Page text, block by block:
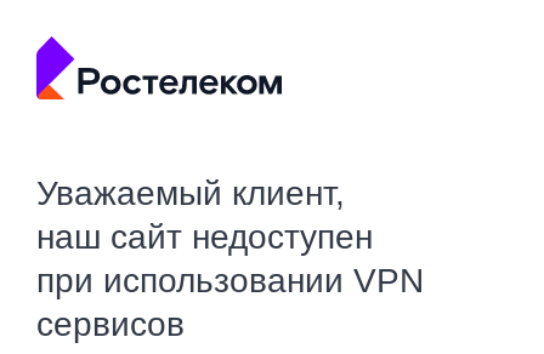
Уважаемый клиент,
наш сайт недоступен
при использовании VPN
сервисов